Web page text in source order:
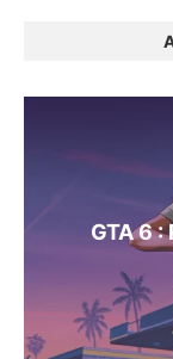
GTA 6